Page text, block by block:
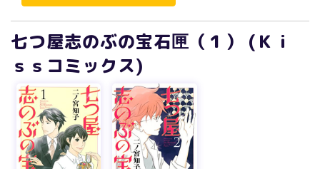
七つ屋志のぶの宝石匣（１） (Ｋｉ
ｓｓコミックス)